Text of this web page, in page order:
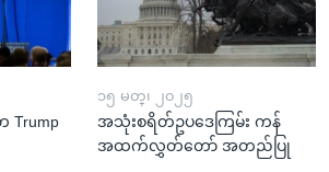
Trump
၁၅ မတ္၊ ၂၀၂၅
အသုံးစရိတ်ဥပဒေကြမ်း ကန်
အထက်လွှတ်တော် အတည်ပြု